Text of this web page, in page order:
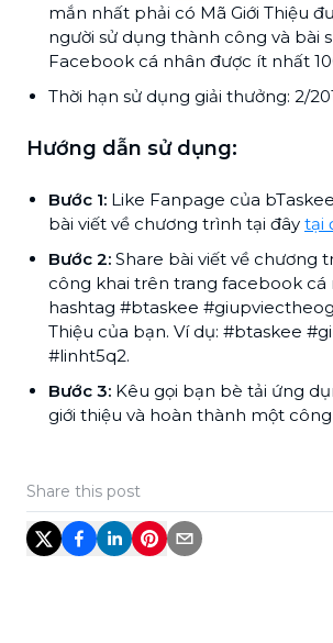
mắn nhất phải có Mã Giới Thiệu
người sử dụng thành công và bài
Facebook cá nhân được ít nhất
Thời hạn sử dụng giải thưởng: 2/
Hướng dẫn sử dụng:
Bước 1: Like Fanpage của bTaskee
bài viết về chương trình tại đây tại
Bước 2: Share bài viết về chương
công khai trên trang facebook cá
hashtag #btaskee
Thiệu của bạn. Ví dụ: #btaskee
#linht5q2.
Bước 3: Kêu gọi bạn bè tải ứng
giới thiệu và hoàn thành một công
Share this post